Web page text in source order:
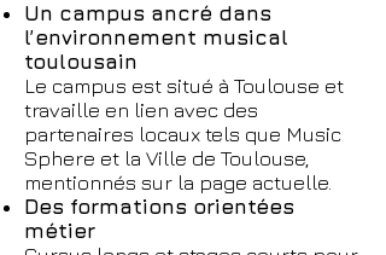
Un campus ancré dans
l’environnement musical
toulousain
Le campus est situé à Toulouse et
travaille en lien avec des
partenaires locaux tels que Music
Sphere et la Ville de Toulouse,
mentionnés sur la page actuelle.
Des formations orientées
métier